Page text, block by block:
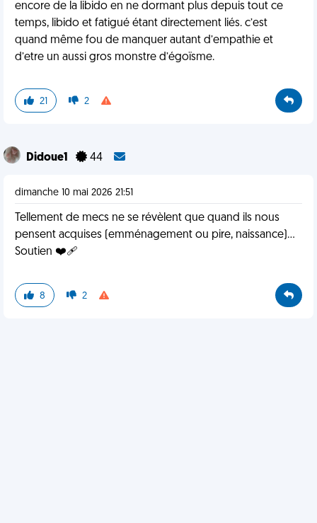
encore de la libido en ne dormant plus depuis tout ce
temps, libido et fatigué étant directement liés. c’est
quand même fou de manquer autant d’empathie et
d’etre un aussi gros monstre d’égoïsme.
21 2
Didoue1 44
dimanche 10 mai 2026 21:51
Tellement de mecs ne se révèlent que quand ils nous
pensent acquises (emménagement ou pire, naissance)...
Soutien ❤️‍🩹
8 2